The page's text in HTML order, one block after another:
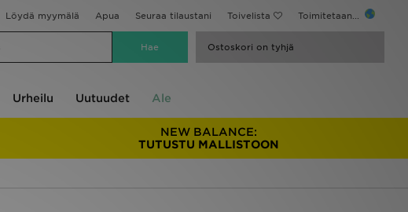
Löydä myymälä Apua Seuraa tilaustani Toivelista Toimitetaan...
Ostoskori on tyhjä
Urheilu Uutuudet Ale
NEW BALANCE:
TUTUSTU MALLISTOON